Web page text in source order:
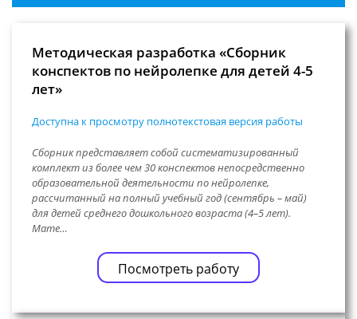
Методическая разработка «Сборник
конспектов по нейролепке для детей 4-5
лет»
Доступна к просмотру полнотекстовая версия работы
Сборник представляет собой систематизированный
комплект из более чем 30 конспектов непосредственно
образовательной деятельности по нейролепке,
рассчитанный на полный учебный год (сентябрь – май)
для детей среднего дошкольного возраста (4–5 лет).
Мате…
Посмотреть работу